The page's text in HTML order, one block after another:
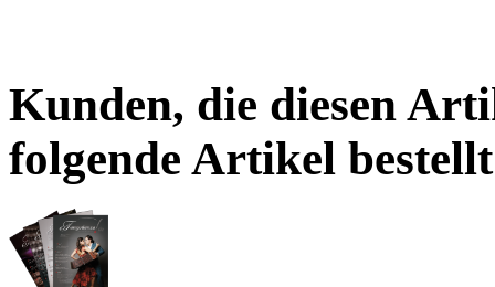
Kunden, die diesen
folgende Artikel